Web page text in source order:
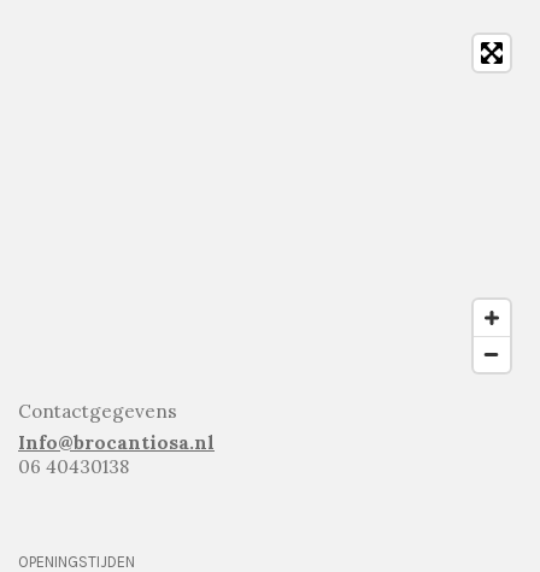
Contactgegevens
Info@brocantiosa.nl
06 40430138
OPENINGSTIJDEN